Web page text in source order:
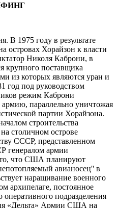
1975 году в результате
островах Хорайзон к власти
Николя Каброни, в
крупного поставщика
из которых являются уран и
год под руководством
режим Каброни
параллельно уничтожая
партии Хорайзона.
строительства
столичном острове
СССР, представленном
армии
что США планируют
авианосец'' в
наращивание военного
архипелаге, постоянное
оперативного подразделения
«Дельта» Армии США на